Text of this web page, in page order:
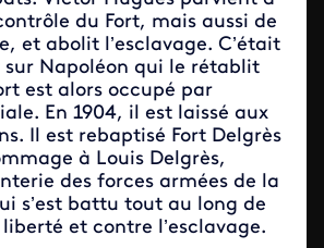
du Fort, mais aussi de
et abolit l’esclavage. C’était
sur Napoléon qui le rétablit
est alors occupé par
En 1904, il est laissé aux
Il est rebaptisé Fort Delgrès
à Louis Delgrès,
des forces armées de la
s’est battu tout au long de
et contre l’esclavage.